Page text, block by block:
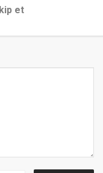
et